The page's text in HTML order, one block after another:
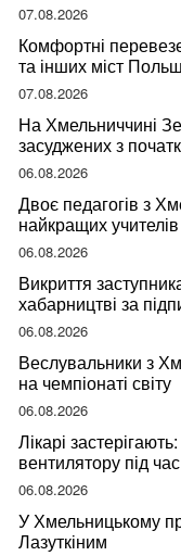
07.08.2026
Комфортні
та інших міст
07.08.2026
На Хмельниччині
засуджених з
06.08.2026
Двоє педагогів з
найкращих
06.08.2026
Викриття
хабарництві за
06.08.2026
Веслувальники з
на чемпіонаті світу
06.08.2026
Лікарі
вентилятору під
ваше здоров’я
06.08.2026
У Хмельницькому
Лазуткіним